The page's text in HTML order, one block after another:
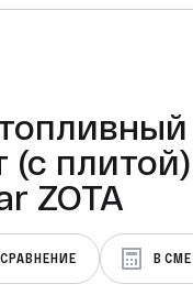
ZOTA
СРАВНЕНИЕ В